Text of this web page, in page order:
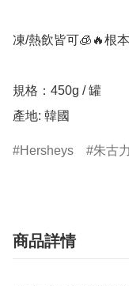
凍/熱飲皆可🧊🔥根
規格：450g / 罐
產地: 韓國
Hersheys 朱古力
商品詳情